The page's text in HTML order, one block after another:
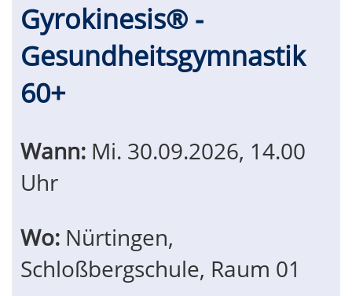
Gyrokinesis® -
Gesundheitsgymnastik
60+
Wann: Mi. 30.09.2026, 14.00
Uhr
Wo: Nürtingen,
Schloßbergschule, Raum 01